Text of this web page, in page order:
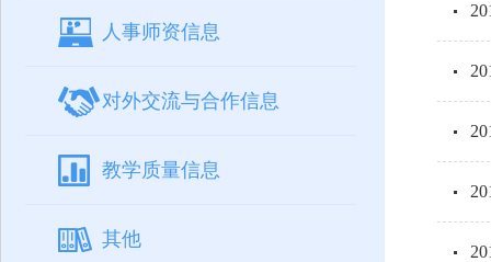
人事师资信息
对外交流与合作信息
教学质量信息
其他